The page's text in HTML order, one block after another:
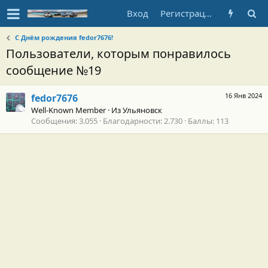
Вход Регистрация
С Днём рождения fedor7676!
Пользователи, которым понравилось
сообщение №19
16 Янв 2024
fedor7676
Well-Known Member · ИзУльяновск
Сообщения 3.055 Благодарности 2.730 Баллы 113